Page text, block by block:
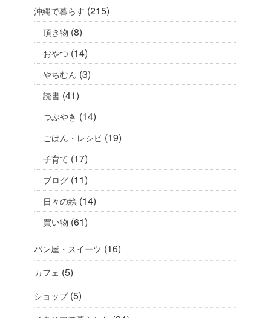
沖縄で暮らす (215)
頂き物 (8)
おやつ (14)
やちむん (3)
読書 (41)
つぶやき (14)
ごはん・レシピ (19)
子育て (17)
ブログ (11)
日々の絵 (14)
買い物 (61)
パン屋・スイーツ (16)
カフェ (5)
ショップ(5)